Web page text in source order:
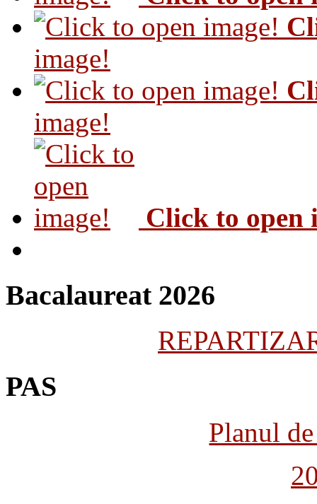
image!
image!
Click to open
Bacalaureat 2026
PAS
Planul